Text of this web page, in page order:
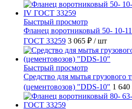
Быстрый просмотр
Фланец воротниковый 50- 10-
ГОСТ 33259 3 065 ₽ / шт
Быстрый просмотр
Средство для мытья грузового
(цементовозов) "DDS-10" 1 640